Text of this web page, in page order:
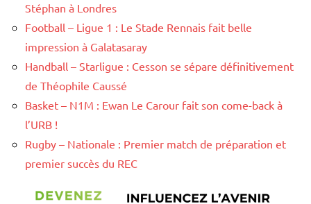
Stéphan à Londres
Football – Ligue 1 : Le Stade Rennais fait belle
impression à Galatasaray
Handball – Starligue : Cesson se sépare définitivement
de Théophile Caussé
Basket – N1M : Ewan Le Carour fait son come-back à
l’URB !
Rugby – Nationale : Premier match de préparation et
premier succès du REC